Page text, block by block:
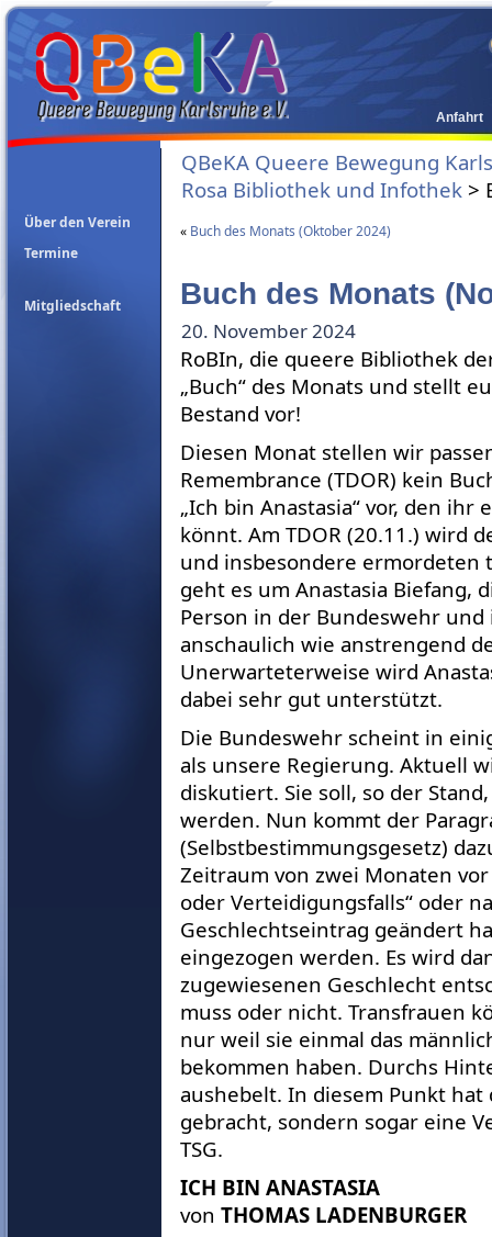
Anfahrt
Über den Verein
Termine
Mitgliedschaft
QBeKA Queere Bewegung
Rosa Bibliothek und Infothek >
« Buch des Monats (Oktober 2024)
Buch des Monats
20. November 2024
RoBIn, die queere Bibliothek
„Buch“ des Monats und stellt
Bestand vor!
Diesen Monat stellen wir
Remembrance (TDOR) kein
„Ich bin Anastasia“ vor, den ihr
könnt. Am TDOR (20.11.) wird
und insbesondere ermordeten
geht es um Anastasia Biefang,
Person in der Bundeswehr
anschaulich wie anstrengend
Unerwarteterweise wird
dabei sehr gut unterstützt.
Die Bundeswehr scheint in
als unsere Regierung. Aktuell
diskutiert. Sie soll, so der
werden. Nun kommt der
(Selbstbestimmungsgesetz)
Zeitraum von zwei Monaten
oder Verteidigungsfalls“ oder
Geschlechtseintrag geändert
eingezogen werden. Es wird
zugewiesenen Geschlecht
muss oder nicht. Transfrauen
nur weil sie einmal das
bekommen haben. Durchs
aushebelt. In diesem Punkt hat
gebracht, sondern sogar eine
TSG.
ICH BIN ANASTASIA
von THOMAS LADENBURGER